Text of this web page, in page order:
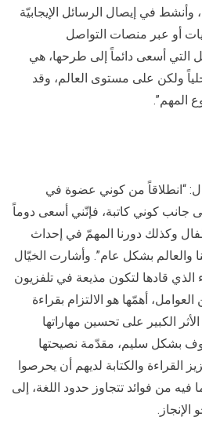
في إيصال الرسائل الإيجابيّة
أو عبر منصات التواصل
التي أسعى دائماً إلى طرحها، هي
ولكن على مستوى العالم، وقد
المهم”.
“انطلاقاً من كوني عضوة في
جانب كوني كاتبة، فإنّني أسعى دوماً
وكذلك دورنا المهمّ في إحداث
والعالم بشكل عام”. وأشارت الخيّال
الذي قادها لتكون مذيعة في تلفزيون
أهمّها هو الالتزام بقراءة
الكبير على تحسين مهاراتها
بشكل سليم، مقدّمة نصيحتها
القراءة والكتابة لديهم أن يحرصوا
فيه من فوائد تتجاوز حدود اللغة، إلى